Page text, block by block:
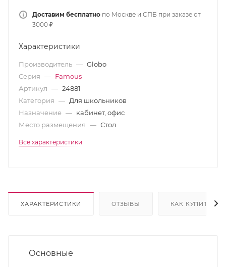
Доставим бесплатно по Москве и СПБ при заказе от
3000 ₽
Характеристики
Производитель — Globo
Серия — Famous
Артикул — 24881
Категория — Для школьников
Назначение — кабинет, офис
Место размещения — Стол
Все характеристики
ХАРАКТЕРИСТИКИ ОТЗЫВЫ КАК КУПИТЬ
Основные